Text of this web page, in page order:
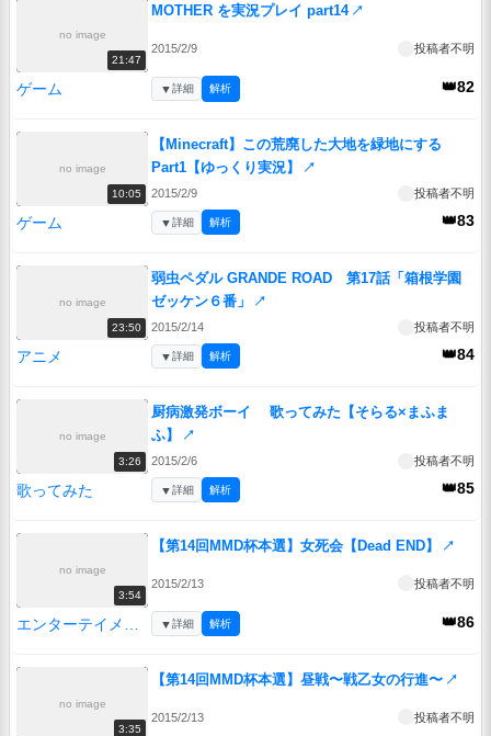
no image
21:47
MOTHER を実況プレイ part14 ↗
2015/2/9 投稿者不明
ゲーム 👑82
▼詳細 解析
no image
10:05
【Minecraft】この荒廃した大地を緑地にする
Part1【ゆっくり実況】
↗
2015/2/9 投稿者不明
ゲーム 👑83
▼詳細 解析
no image
23:50
弱虫ペダル GRANDE ROAD 第17話「箱根学園
ゼッケン６番」
↗
2015/2/14 投稿者不明
アニメ 👑84
▼詳細 解析
no image
3:26
厨病激発ボーイ 歌ってみた【そらる×まふま
ふ】
↗
2015/2/6 投稿者不明
歌ってみた 👑85
▼詳細 解析
no image
3:54
【第14回MMD杯本選】女死会【Dead END】 ↗
2015/2/13 投稿者不明
👑86
▼詳細 解析
no image
3:35
【第14回MMD杯本選】昼戦〜戦乙女の行進〜 ↗
2015/2/13 投稿者不明